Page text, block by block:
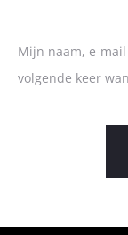
Mijn naam, e-
volgende keer